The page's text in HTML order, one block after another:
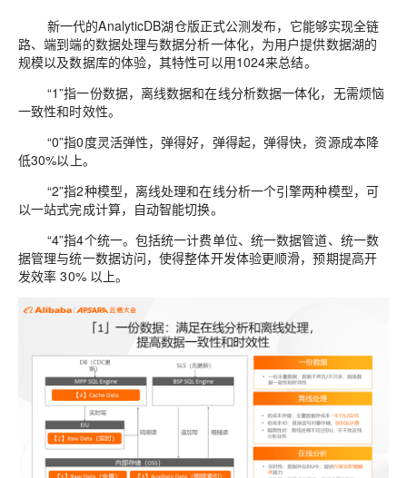
新一代的AnalyticDB湖仓版正式公测发布，它能够实现全链
路、端到端的数据处理与数据分析一体化，为用户提供数据湖的
规模以及数据库的体验，其特性可以用1024来总结。
“1”指一份数据， 离线数据和在线分析数据一体化，无需烦恼
一致性和时效性。
“0”指0度灵活弹性，弹得好，弹得起，弹得快，资源成本降
低30%以上。
“2”指2种模型，离线处理和在线分析一个引擎两种模型，可
以一站式完成计算，自动智能切换。
“4”指4个统一。包括统一计费单位、统一数据管道、统一数
据管理与统一数据访问，使得整体开发体验更顺滑，预期提高开
发效率 30% 以上。